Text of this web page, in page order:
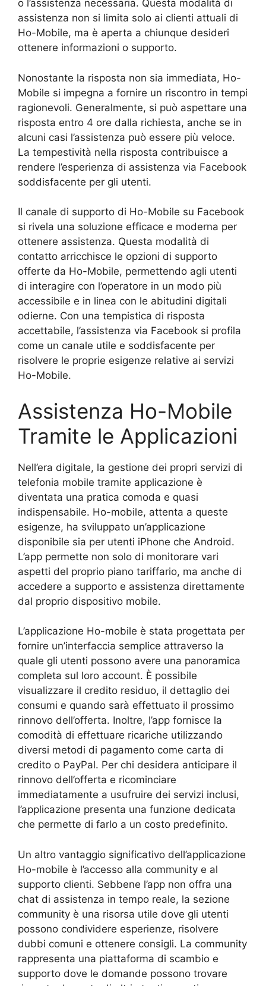
o l’assistenza necessaria. Questa modalità di
assistenza non si limita solo ai clienti attuali di
Ho-Mobile, ma è aperta a chiunque desideri
ottenere informazioni o supporto.
Nonostante la risposta non sia immediata, Ho-
Mobile si impegna a fornire un riscontro in tempi
ragionevoli. Generalmente, si può aspettare una
risposta entro 4 ore dalla richiesta, anche se in
alcuni casi l’assistenza può essere più veloce.
La tempestività nella risposta contribuisce a
rendere l’esperienza di assistenza via Facebook
soddisfacente per gli utenti.
Il canale di supporto di Ho-Mobile su Facebook
si rivela una soluzione efficace e moderna per
ottenere assistenza. Questa modalità di
contatto arricchisce le opzioni di supporto
offerte da Ho-Mobile, permettendo agli utenti
di interagire con l’operatore in un modo più
accessibile e in linea con le abitudini digitali
odierne. Con una tempistica di risposta
accettabile, l’assistenza via Facebook si profila
come un canale utile e soddisfacente per
risolvere le proprie esigenze relative ai servizi
Ho-Mobile.
Assistenza Ho-Mobile
Tramite le Applicazioni
Nell’era digitale, la gestione dei propri servizi di
telefonia mobile tramite applicazione è
diventata una pratica comoda e quasi
indispensabile. Ho-mobile, attenta a queste
esigenze, ha sviluppato un’applicazione
disponibile sia per utenti iPhone che Android.
L’app permette non solo di monitorare vari
aspetti del proprio piano tariffario, ma anche di
accedere a supporto e assistenza direttamente
dal proprio dispositivo mobile.
L’applicazione Ho-mobile è stata progettata per
fornire un’interfaccia semplice attraverso la
quale gli utenti possono avere una panoramica
completa sul loro account. È possibile
visualizzare il credito residuo, il dettaglio dei
consumi e quando sarà effettuato il prossimo
rinnovo dell’offerta. Inoltre, l’app fornisce la
comodità di effettuare ricariche utilizzando
diversi metodi di pagamento come carta di
credito o PayPal. Per chi desidera anticipare il
rinnovo dell’offerta e ricominciare
immediatamente a usufruire dei servizi inclusi,
l’applicazione presenta una funzione dedicata
che permette di farlo a un costo predefinito.
Un altro vantaggio significativo dell’applicazione
Ho-mobile è l’accesso alla community e al
supporto clienti. Sebbene l’app non offra una
chat di assistenza in tempo reale, la sezione
community è una risorsa utile dove gli utenti
possono condividere esperienze, risolvere
dubbi comuni e ottenere consigli. La community
rappresenta una piattaforma di scambio e
supporto dove le domande possono trovare